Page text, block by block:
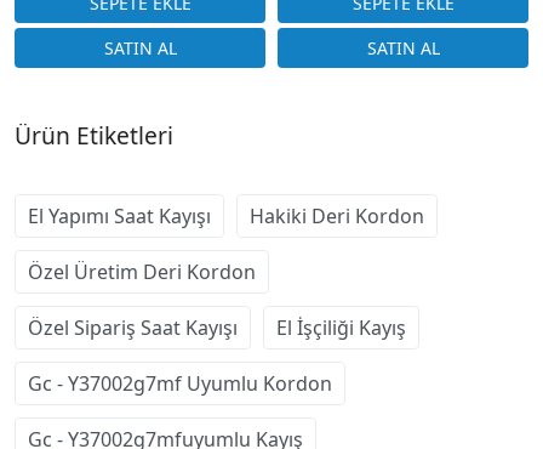
Ürün Etiketleri
El Yapımı Saat Kayışı Hakiki Deri Kordon
Özel Üretim Deri Kordon
Özel Sipariş Saat Kayışı El İşçiliği Kayış
Gc - Y37002g7mf Uyumlu Kordon
Gc - Y37002g7mfuyumlu Kayış